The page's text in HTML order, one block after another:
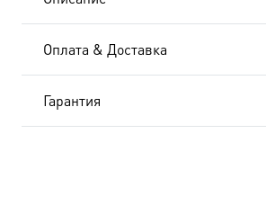
Оплата & Доставка
Гарантия